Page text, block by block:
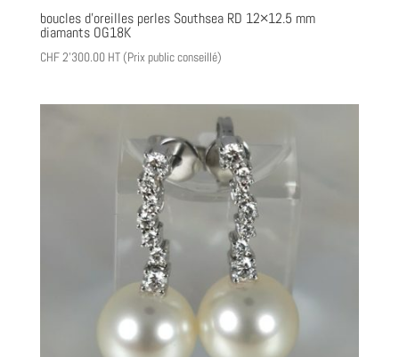
boucles d’oreilles perles Southsea RD 12×12.5 mm
diamants OG18K
CHF2'300.00 HT (Prix public conseillé)